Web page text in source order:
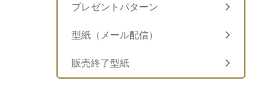
プレゼントパターン
型紙（メール配信）
販売終了型紙